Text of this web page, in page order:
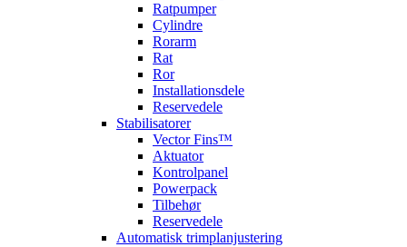
Ratpumper
Cylindre
Rorarm
Rat
Ror
Installationsdele
Reservedele
Stabilisatorer
Vector Fins™
Aktuator
Kontrolpanel
Powerpack
Tilbehør
Reservedele
Automatisk trimplanjustering